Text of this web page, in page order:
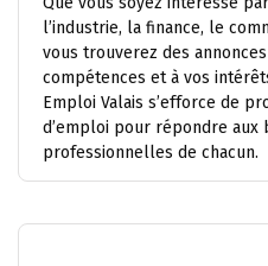
l’industrie, la finance, le
vous trouverez des
compétences et à vos
Emploi Valais s’efforce de
d’emploi pour répondre aux
professionnelles de chacun.